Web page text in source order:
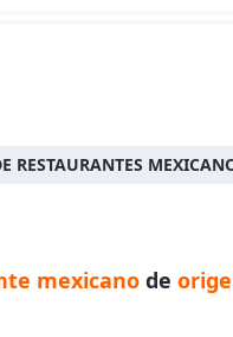
RESTAURANTES
mexicano de